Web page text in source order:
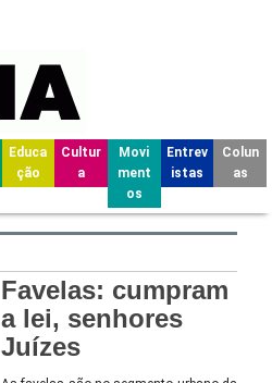
Educa
ção
Cultur
a
Movi
ment
os
Entrev
istas
Colun
as
Favelas: cumpram
a lei, senhores
Juízes